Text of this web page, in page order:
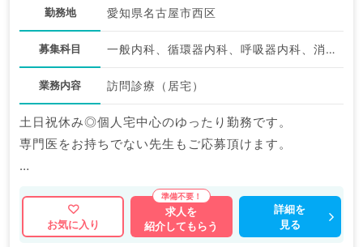
勤務地 愛知県名古屋市西区
募集科目 一般内科、循環器内科、呼吸器内科、消化器内科、血液内科、外科系全般、一般外科
業務内容 訪問診療（居宅）
土日祝休み◎個人宅中心のゆったり勤務です。
専門医をお持ちでない先生もご応募頂けます。
マイナビDOCTORでは病院やクリニックなどの医療機
関求人はもちろんのこと、
掲載情報以外にも産業医等の企業系求人も多数扱ってい
お気に入り
求人を
紹介してもらう
詳細を
見る